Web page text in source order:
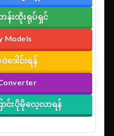
တန်းထိုးရုပ်ရှင်
Models
ဒေါင်းရန်
ာင်းပိုမိုလေ့လာရန်